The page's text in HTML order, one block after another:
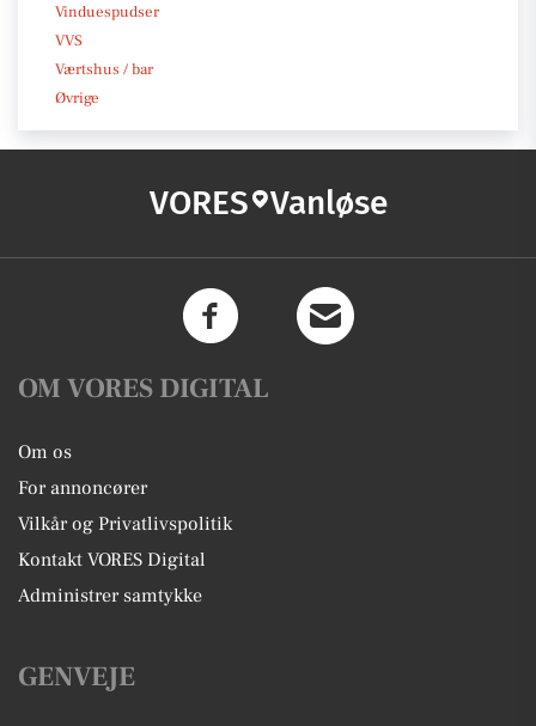
Vinduespudser
VVS
Værtshus / bar
Øvrige
VORES Vanløse
OM VORES DIGITAL
Om os
For annoncører
Vilkår og Privatlivspolitik
Kontakt VORES Digital
Administrer samtykke
GENVEJE